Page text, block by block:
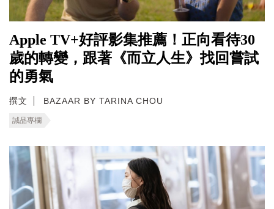
Apple TV+好評影集推薦！正向看待30
歲的轉變，跟著《而立人生》找回嘗試
的勇氣
撰文 BAZAAR BY TARINA CHOU
誠品專欄